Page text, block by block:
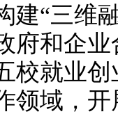
建“三维
府和企
校就业
领域，